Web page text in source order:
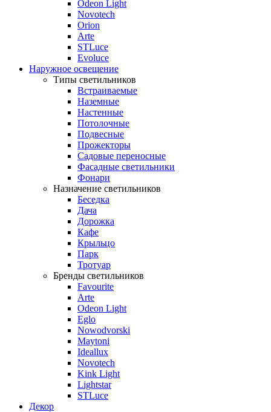
Odeon Light
Novotech
Orion
Arte
STLuce
Evoluce
Наружное освещение
Типы светильников
Встраиваемые
Наземные
Настенные
Потолочные
Подвесные
Прожекторы
Садовые переносные
Фасадные светильники
Фонари
Назначение светильников
Беседка
Дача
Дорожка
Кафе
Крыльцо
Парк
Тротуар
Бренды светильников
Favourite
Arte
Odeon Light
Eglo
Nowodvorski
Maytoni
Ideallux
Novotech
Kink Light
Lightstar
STLuce
Декор